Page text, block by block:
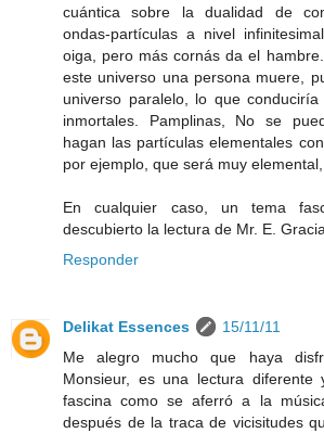
cuántica sobre la dualidad de
ondas-partículas a nivel
oiga, pero más cornás da el
este universo una persona muere,
universo paralelo, lo que
inmortales. Pamplinas, No se
hagan las partículas elementales
por ejemplo, que será muy
En cualquier caso, un tema
descubierto la lectura de Mr. E.
Responder
Delikat Essences
15/11/11
Me alegro mucho que haya
Monsieur, es una lectura
fascina como se aferró a la
después de la traca de vicisitudes